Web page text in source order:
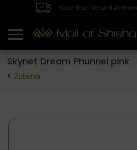
Kostenloser Versand ab
Skynet Dream Phunnel pink
Zubehör